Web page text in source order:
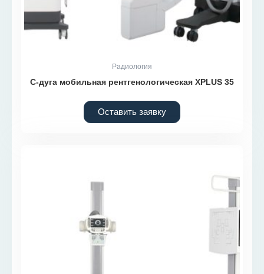
Радиология
С-дуга мобильная рентгенологическая XPLUS 35
Оставить заявку